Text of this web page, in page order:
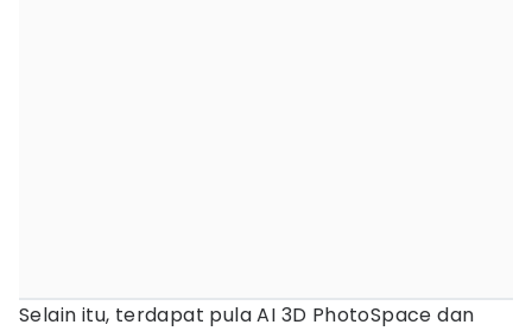
Selain itu, terdapat pula AI 3D PhotoSpace dan